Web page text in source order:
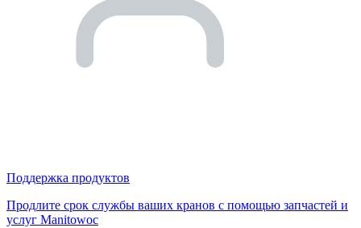
Поддержка продуктов
Продлите срок службы ваших кранов с помощью запчастей и
услуг Manitowoc